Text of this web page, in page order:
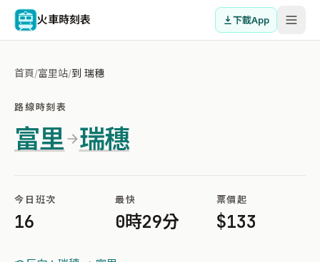
火車時刻表 下載App
首頁/富里站/到 瑞穗
路線時刻表
富里 瑞穗
今日班次
16
最快
0時29分
票價起
$133